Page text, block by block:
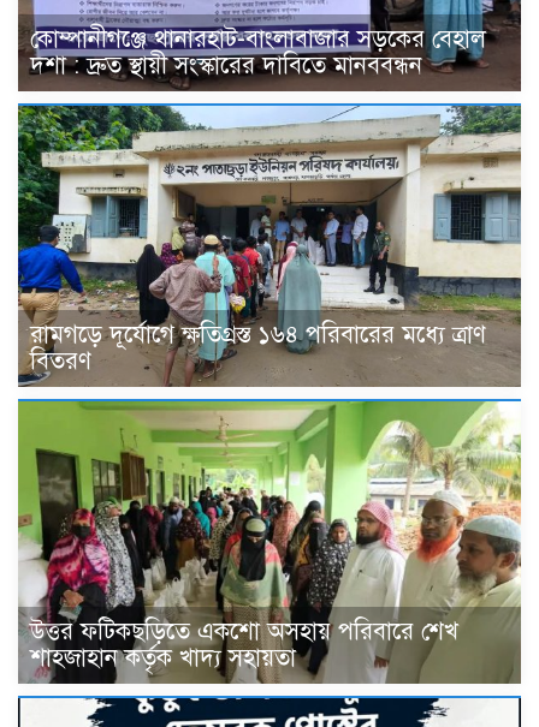
কোম্পানীগঞ্জে থানারহাট-বাংলাবাজার সড়কের বেহাল
দশা : দ্রুত স্থায়ী সংস্কারের দাবিতে মানববন্ধন
রামগড়ে দূর্যোগে ক্ষতিগ্রস্ত ১৬৪ পরিবারের মধ্যে ত্রাণ
বিতরণ
উত্তর ফটিকছড়িতে একশো অসহায় পরিবারে শেখ
শাহজাহান কর্তৃক খাদ্য সহায়তা